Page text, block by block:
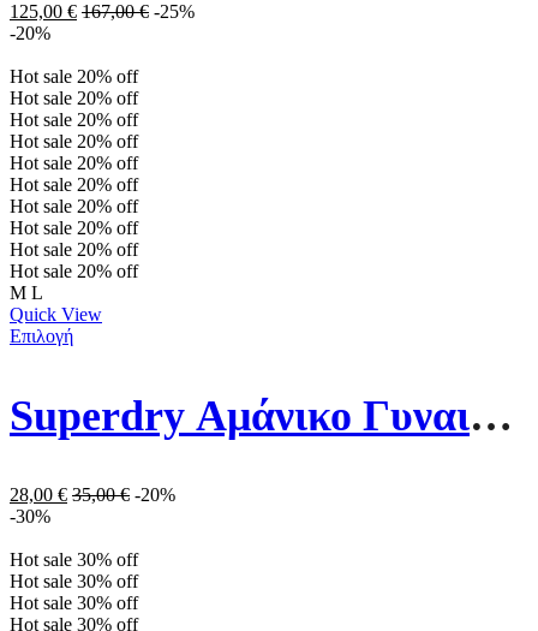
125,00 € 167,00€ -25%
-20%
Hot sale 20% off
Hot sale 20% off
Hot sale 20% off
Hot sale 20% off
Hot sale 20% off
Hot sale 20% off
Hot sale 20% off
Hot sale 20% off
Hot sale 20% off
Hot sale 20% off
M L
Quick View
Επιλογή
Superdry Αμάνικο Γυναικείο Top W6011586A-39E Λευκό
28,00 € 35,00€ -20%
-30%
Hot sale 30% off
Hot sale 30% off
Hot sale 30% off
Hot sale 30% off